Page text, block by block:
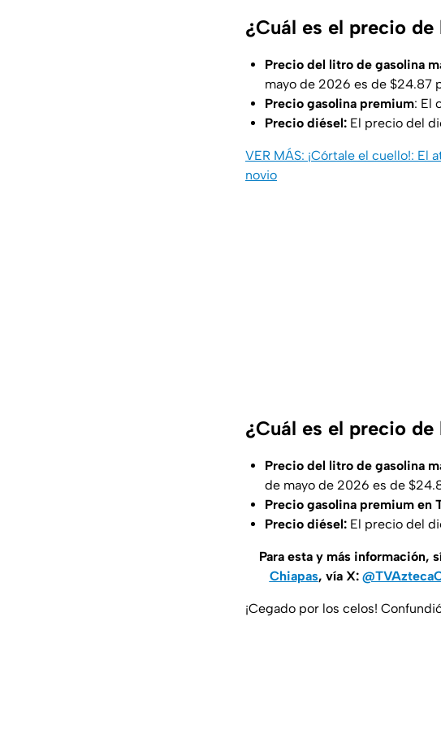
¿Cuál es el precio de
Precio del litro de gasolina
mayo de 2026 es de $24.87
Precio gasolina premium: El
Precio diésel: El precio del
VER MÁS: ¡Córtale el cuello!:
novio
¿Cuál es el precio
Precio del litro de gasolina
de mayo de 2026 es de
Precio gasolina premium en
Precio diésel: El precio del
Para esta y más información,
Chiapas, vía X:
¡Cegado por los celos!